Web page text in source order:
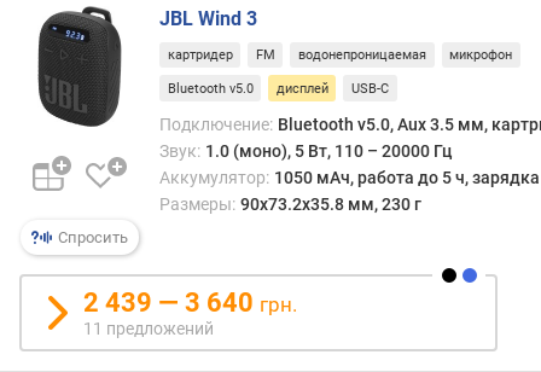
с
д
е
ш
е
в
м
о
о
з
в
Спросить
JBL Wind 3
картридер FM водонепроницаемая микрофон
Bluetooth v5.0 дисплей USB-C
Подключение: Bluetooth v5.0, Aux 3.5 мм,
Звук: 1.0 (моно), 5 Вт, 110 – 20000 Гц
Аккумулятор: 1050 мАч, работа до 5 ч, зарядка
Размеры: 90х73.2х35.8 мм, 230 г
2 439 — 3 640 грн.
11 предложений